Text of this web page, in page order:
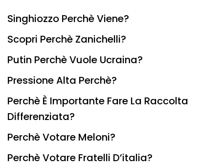
Singhiozzo Perchè Viene?
Scopri Perchè Zanichelli?
Putin Perchè Vuole Ucraina?
Pressione Alta Perchè?
Perchè È Importante Fare La Raccolta
Differenziata?
Perchè Votare Meloni?
Perchè Votare Fratelli D’italia?